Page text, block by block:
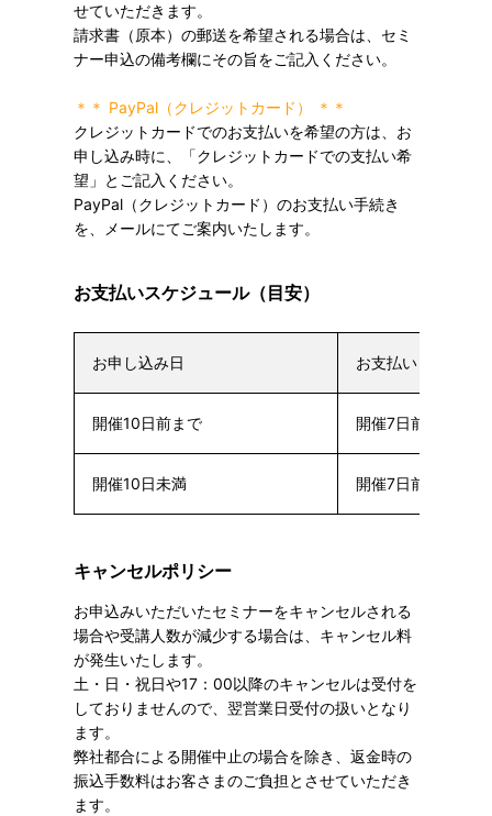
せていただきます。
請求書（原本）の郵送を希望される場合は、セミ
ナー申込の備考欄にその旨をご記入ください。
＊＊ PayPal（クレジットカード） ＊＊
クレジットカードでのお支払いを希望の方は、お
申し込み時に、「クレジットカードでの支払い希
望」とご記入ください。
PayPal（クレジットカード）のお支払い手続き
を、メールにてご案内いたします。
お支払いスケジュール（目安）
お申し込み日 お支払い日
開催10日前まで 開催7日前まで
開催10日未満 開催7日前まで
キャンセルポリシー
お申込みいただいたセミナーをキャンセルされる
場合や受講人数が減少する場合は、キャンセル料
が発生いたします。
土・日・祝日や17：00以降のキャンセルは受付を
しておりませんので、翌営業日受付の扱いとなり
ます。
弊社都合による開催中止の場合を除き、返金時の
振込手数料はお客さまのご負担とさせていただき
ます。